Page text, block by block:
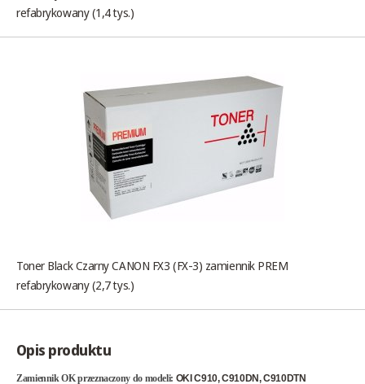
refabrykowany (1,4 tys.)
Toner Black Czarny CANON FX3 (FX-3) zamiennik PREM
refabrykowany (2,7 tys.)
Opis produktu
Zamiennik OK przeznaczony do modeli: OKI C910, C910DN, C910DTN